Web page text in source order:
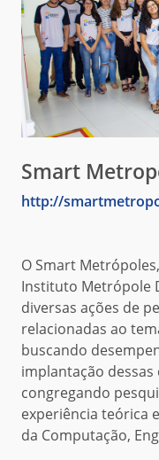
Smart
http://
O Smart
Instituto Metrópole
diversas ações de
relacionadas ao
buscando
implantação
congregando
experiência teórica
da Computação,